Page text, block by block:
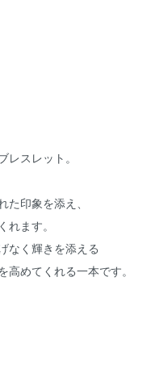
スレット。
印象を添え、
ます。
なく輝きを添える
めてくれる一本です。